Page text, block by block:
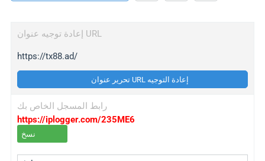
إعادة توجيه عنوان URL
https://tx88.ad/
تحرير عنوان URL إعادة التوجيه
رابط المسجل الخاص بك
https://iplogger.com/235ME6
نسخ